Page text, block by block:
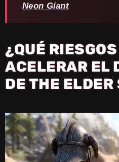
Neon Giant
¿QUÉ
ACELERAR EL
DE THE